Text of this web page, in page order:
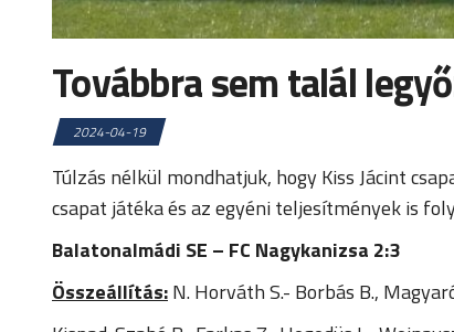
Továbbra sem talál
2024-04-19
Túlzás nélkül mondhatjuk, hogy Kiss Jácint
csapat játéka és az egyéni teljesítmények is
Balatonalmádi SE – FC Nagykanizsa 2:3
Összeállítás:N. Horváth S.- Borbás B.,